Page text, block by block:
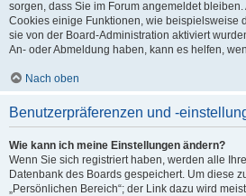
sorgen, dass Sie im Forum angemeldet
Cookies einige Funktionen, wie beispielsweise
sie von der Board-Administration aktiviert
An- oder Abmeldung haben, kann es helfen,
Nach oben
Benutzerpräferenzen und -
Wie kann ich meine Einstellungen ändern?
Wenn Sie sich registriert haben, werden alle
Datenbank des Boards gespeichert. Um diese
„Persönlichen Bereich“; der Link dazu wird